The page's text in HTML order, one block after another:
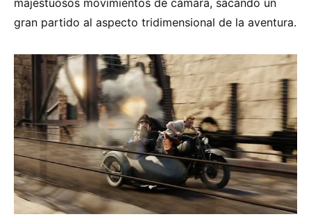
gran partido al aspecto tridimensional de la aventura.